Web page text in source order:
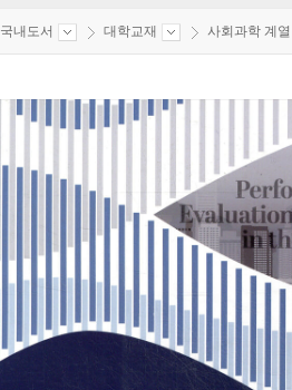
국내도서 대학교재 사회과학 계열